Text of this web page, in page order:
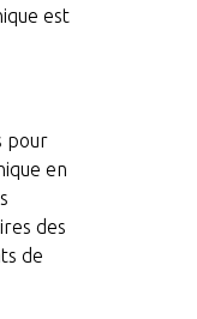
est
pour
en
des
de